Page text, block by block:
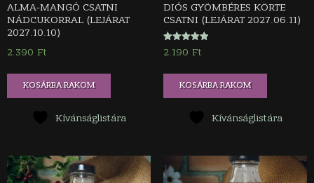
ALMA-MANGÓ CSATNI
NÁDCUKORRAL (LEJÁRAT
2027.10.10)
2.390 Ft
KOSÁRBA RAKOM
Kívánságlistára
DIÓS GYÖMBÉRES KÖRTE
CSATNI (LEJÁRAT 2027.06.11)
Értékelés:
5.00
2.190 Ft
KOSÁRBA RAKOM
Kívánságlistára